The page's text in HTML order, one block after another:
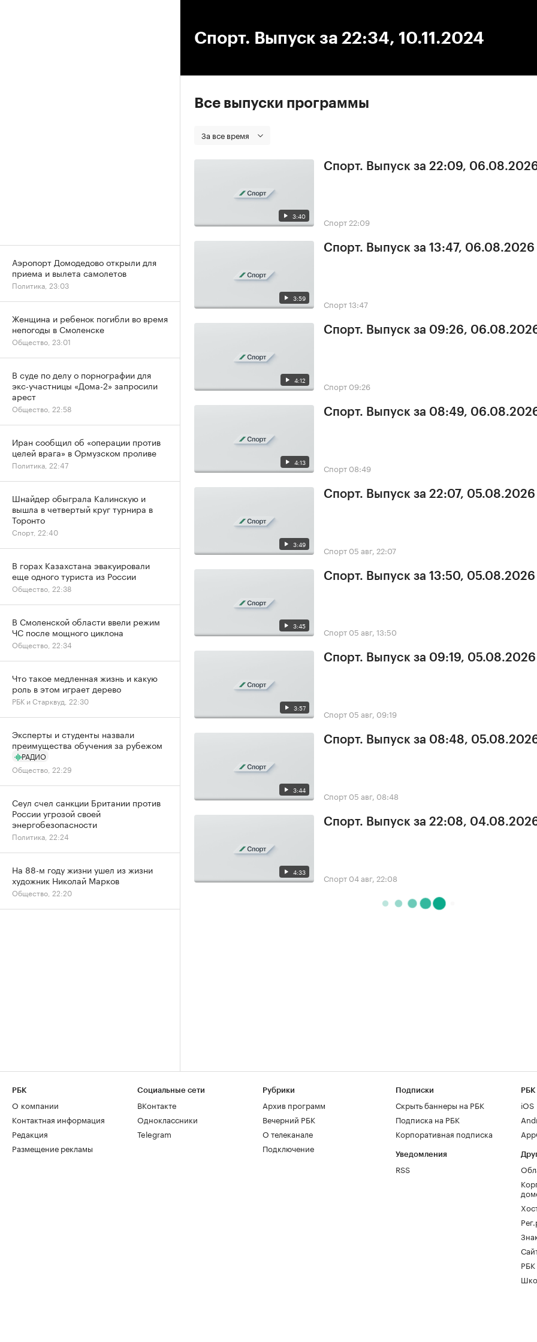
Спорт. Выпуск за 22:34, 10.11.2024
Все выпуски программы
За все время
3:40
Спорт. Выпуск за 22:09,
Спорт 22:09
3:59
Спорт. Выпуск за 13:47, 06.08.2026
Спорт13:47
4:12
Спорт. Выпуск за 09:26,
Спорт 09:26
4:13
Спорт. Выпуск за 08:49,
Спорт 08:49
3:49
Спорт. Выпуск за 22:07, 05.08.2026
Спорт 05 авг, 22:07
3:45
Спорт. Выпуск за 13:50, 05.08.2026
Спорт 05 авг, 13:50
3:57
Спорт. Выпуск за 09:19, 05.08.2026
Спорт 05 авг, 09:19
3:44
Спорт. Выпуск за 08:48,
Спорт 05 авг, 08:48
4:33
Спорт. Выпуск за 22:08,
Спорт 04 авг, 22:08
Аэропорт Домодедово открыли для
приема и вылета самолетов
Политика, 23:03
Женщина и ребенок погибли во время
непогоды в Смоленске
Общество, 23:01
В суде по делу о порнографии для
экс-участницы «Дома-2» запросили
арест
Общество, 22:58
Иран сообщил об «операции против
целей врага» в Ормузском проливе
Политика, 22:47
Шнайдер обыграла Калинскую и
вышла в четвертый круг турнира в
Торонто
Спорт, 22:40
В горах Казахстана эвакуировали
еще одного туриста из России
Общество, 22:38
В Смоленской области ввели режим
ЧС после мощного циклона
Общество, 22:34
Что такое медленная жизнь и какую
роль в этом играет дерево
РБК и Старквуд, 22:30
Эксперты и студенты назвали
преимущества обучения за рубежом
РАДИО
Общество, 22:29
Сеул счел санкции Британии против
России угрозой своей
энергобезопасности
Политика, 22:24
На 88-м году жизни ушел из жизни
художник Николай Марков
Общество, 22:20
РБК
О компании
Контактная информация
Редакция
Размещение рекламы
Социальные сети
ВКонтакте
Одноклассники
Telegram
Рубрики
Архив программ
Вечерний РБК
О телеканале
Подключение
Подписки
Скрыть баннеры на РБК
Подписка на РБК
Корпоративная подписка
Уведомления
RSS
РБК
iOS